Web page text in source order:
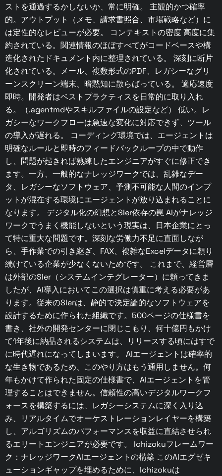
ストを通過するかしないか、常に明確。 主観的かつ確率
的。アウトプット（メモ、請求書照合、市場戦略など）に
は定性的なレビューが必要。 コンテキストの密度 高度に集
約されている。関連情報のほぼすべてがコードベースや構
造化されたドキュメント内に整理されている。 深刻に断片
化されている。メール、複数形式のPDF、レガシーなグリ
ーンスクリーン端末、暗黙知に散らばっている。 適応速度
即時。開発者はベストプラクティスを日常的に取り入れ
る。（.agentmdやスキルファイルの設定など） 低い。レ
ガシーなワークフローは急速な変化に対応できず、ツール
の導入が遅れる。 コーディング環境では、エージェントは
明確なルールと即時のフィードバックループの中で動作
し、問題が起きれば熟練したエンジニアがすぐに修正でき
ます。一方、一般的なナレッジワークでは、乱雑なデー
タ、レガシーなソフトウェア、予測不可能な人間のインプ
ットが混在する環境にエージェントが放り込まれることに
なります。 デジタル化の幻想とSIer依存の罠 AIがナレッジ
ワークでうまく機能しないという現実は、日本企業にとっ
て特に重大な問題です。深刻な労働力不足に直面しなが
ら、手作業での引き継ぎ、FAX、複雑なExcelデータに頼り
続けている企業が少なくないためです。 これまで、経営層
は外部のSIer（システムインテグレーター）に頼ってきま
したが、AI導入においてこの選択は慎重に考える必要があ
ります。従来のSIerは、静的で決定論的なソフトウェアを
設計するために作られた組織です。500ページの仕様書を
書き、社外の開発センターに閉じこもり、何十億円もかけ
て1年後に納品されるシステムは、リリースする頃にはすで
に時代遅れになってしまいます。 AIエージェントは確率的
な生き物であるため、このやり方はもう通用しません。何
年もかけて作られた固定の仕様書で、AIエージェントを管
理することはできません。信頼性の高いデジタルワークフ
ォースを構築するには、レガシーシステムに深く入り込
み、リアルタイムでオーケストレーションレイヤーを構築
し、アルゴリズムのパフォーマンスを収益に直結させられ
るエリートエンジニアが必要です。 Ichizokuフレームワー
ク：ナレッジワークAIエージェントの構築 このAIエグゼキ
ューションギャップを埋めるために、Ichizokuは